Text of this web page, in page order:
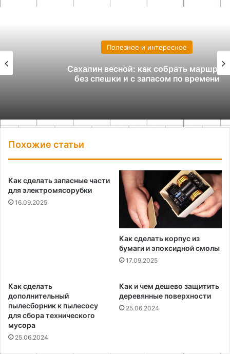
Полезное и интересное
Сахалин весной: как собрать маршрут
без спешки и с запасом по времени
Похожие статьи
Как сделать запасные части
для электромясорубки
16.09.2025
Как сделать корпус из
бумаги и эпоксидной смолы
17.09.2025
Как сделать
дополнительный
пылесборник к пылесосу
для сбора технического
мусора
25.06.2024
Как и чем дешево защитить
деревянные поверхности
25.06.2024